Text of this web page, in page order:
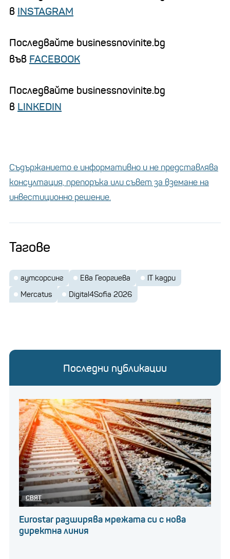
в INSTAGRAM
Последвайте businessnovinite.bg
във FACEBOOK
Последвайте businessnovinite.bg
в LINKEDIN
Съдържанието е информативно и не представлява
консултация, препоръка или съвет за вземане на
инвестиционно решение.
Тагове
аутсорсинг Ева Георгиева
IT кадри
Mercatus
Digital4Sofia 2026
Последни публикации
СВЯТ
Eurostar разширява мрежата си с нова
директна линия